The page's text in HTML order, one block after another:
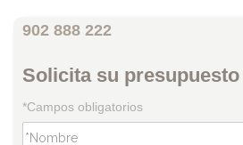
902 888 222
Solicita su
*Campos obligatorios